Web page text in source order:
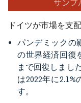
ドイツが市場を支配
パンデミックの
の世界経済回復
まで回復しまし
は2022年に
す。